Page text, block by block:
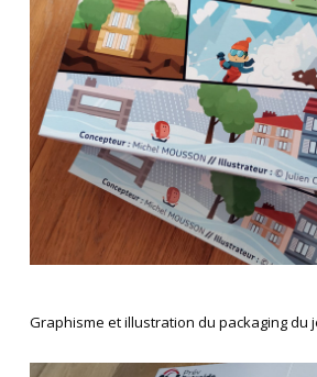
Graphisme et illustration du packaging du